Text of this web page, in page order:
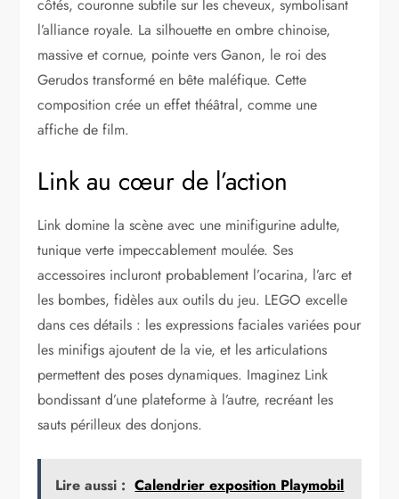
côtés, couronne subtile sur les cheveux, symbolisant
l’alliance royale. La silhouette en ombre chinoise,
massive et cornue, pointe vers Ganon, le roi des
Gerudos transformé en bête maléfique. Cette
composition crée un effet théâtral, comme une
affiche de film.
Link au cœur de l’action
Link domine la scène avec une minifigurine adulte,
tunique verte impeccablement moulée. Ses
accessoires incluront probablement l’ocarina, l’arc et
les bombes, fidèles aux outils du jeu. LEGO excelle
dans ces détails : les expressions faciales variées pour
les minifigs ajoutent de la vie, et les articulations
permettent des poses dynamiques. Imaginez Link
bondissant d’une plateforme à l’autre, recréant les
sauts périlleux des donjons.
Lire aussi : Calendrier exposition Playmobil